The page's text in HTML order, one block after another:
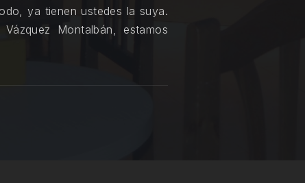
ya tienen ustedes la suya.
Montalbán, estamos